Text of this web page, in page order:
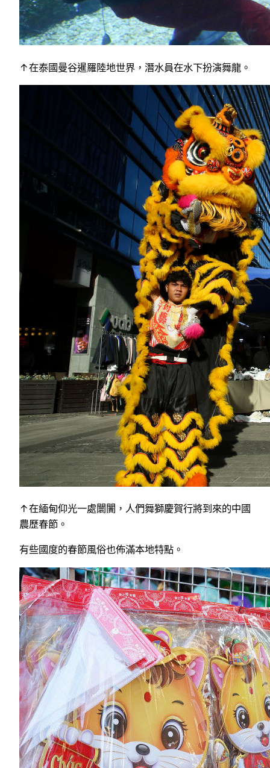
↑在泰國曼谷暹羅陸地世界，潛水員在水下扮演舞龍。
↑在緬甸仰光一處闤闠，人們舞獅慶賀行將到來的中國
農歷春節。
有些國度的春節風俗也佈滿本地特點。